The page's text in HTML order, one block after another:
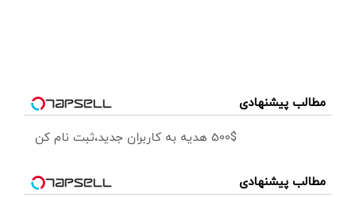
مطالب پیشنهادی
500$ هدیه به کاربران جدید،ثبت نام کن
مطالب پیشنهادی